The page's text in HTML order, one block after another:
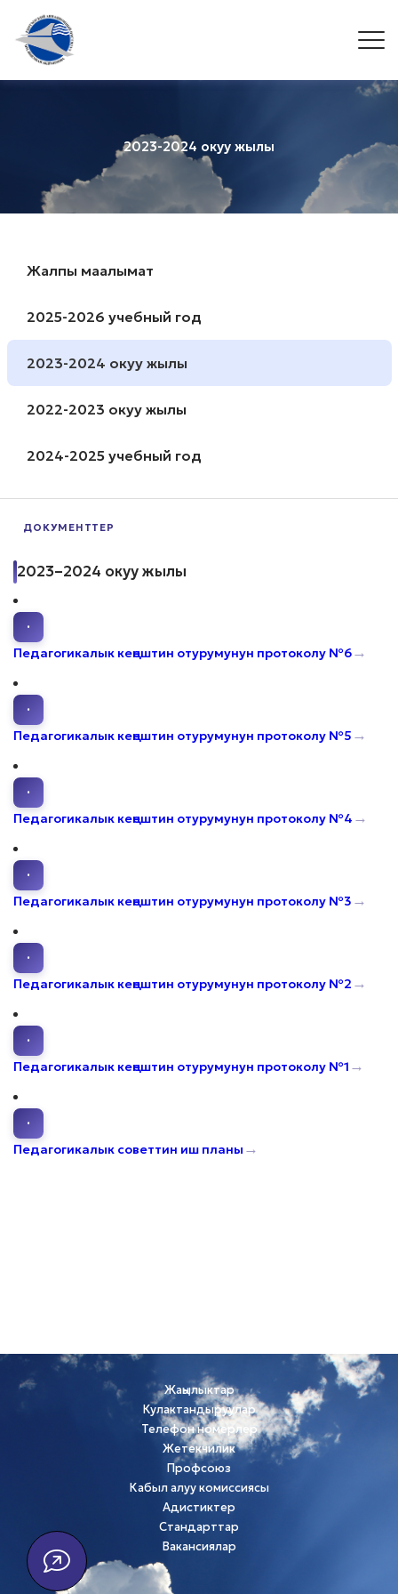
2023-2024 окуу жылы
Жалпы маалымат
2025-2026 учебный год
2023-2024 окуу жылы
2022-2023 окуу жылы
2024-2025 учебный год
ДОКУМЕНТТЕР
2023–2024 окуу жылы
·
Педагогикалык кеңештин отурумунун протоколу №6→
·
Педагогикалык кеңештин отурумунун протоколу №5 →
·
Педагогикалык кеңештин отурумунун протоколу №4 →
·
Педагогикалык кеңештин отурумунун протоколу №3 →
·
Педагогикалык кеңештин отурумунун протоколу №2 →
·
Педагогикалык кеңештин отурумунун протоколу №1 →
·
Педагогикалык советтин иш планы →
Жаңылыктар
Кулактандыруулар
Телефон номерлер
Жетекчилик
Профсоюз
Кабыл алуу комиссиясы
Адистиктер
Стандарттар
Вакансиялар